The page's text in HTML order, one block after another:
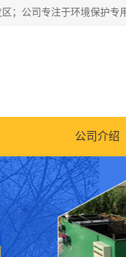
公司介绍